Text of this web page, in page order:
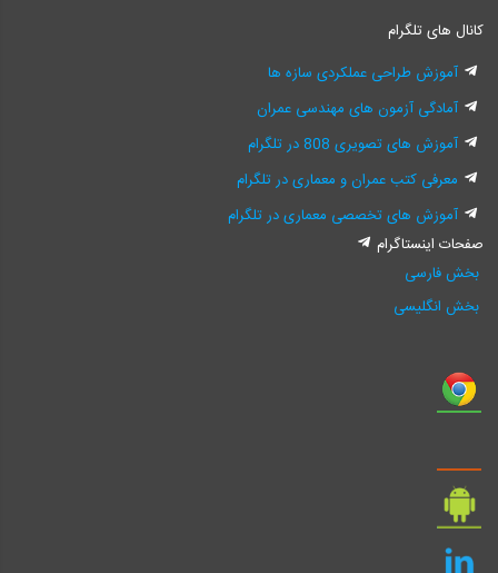
کانال های تلگرام
آموزش طراحی عملکردی سازه ها
آمادگی آزمون های مهندسی عمران
آموزش های تصویری 808 در تلگرام
معرفی کتب عمران و معماری در تلگرام
آموزش های تخصصی معماری در تلگرام
صفحات اینستاگرام
بخش فارسی
بخش انگلیسی